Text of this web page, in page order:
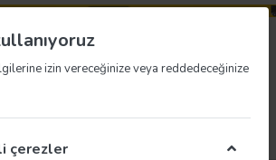
izin vereceğinize veya reddedeceğinize
çerezler